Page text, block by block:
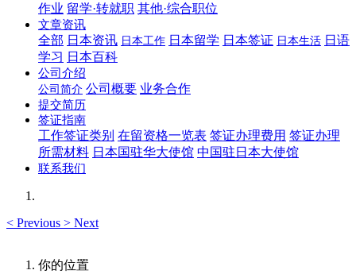
作业 留学·转就职 其他·综合职位
文章资讯
全部 日本资讯 日本工作 日本留学 日本签证 日本生活 日语
学习 日本百科
公司介绍
公司简介 公司概要 业务合作
提交简历
签证指南
工作签证类别 在留资格一览表 签证办理费用 签证办理
所需材料 日本国驻华大使馆 中国驻日本大使馆
联系我们
< Previous > Next
你的位置